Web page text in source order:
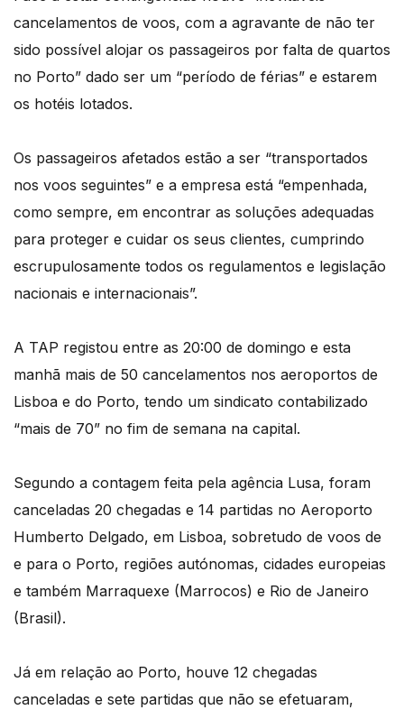
cancelamentos de voos, com a agravante de não ter
sido possível alojar os passageiros por falta de quartos
no Porto” dado ser um “período de férias” e estarem
os hotéis lotados.
Os passageiros afetados estão a ser “transportados
nos voos seguintes” e a empresa está “empenhada,
como sempre, em encontrar as soluções adequadas
para proteger e cuidar os seus clientes, cumprindo
escrupulosamente todos os regulamentos e legislação
nacionais e internacionais”.
A TAP registou entre as 20:00 de domingo e esta
manhã mais de 50 cancelamentos nos aeroportos de
Lisboa e do Porto, tendo um sindicato contabilizado
“mais de 70” no fim de semana na capital.
Segundo a contagem feita pela agência Lusa, foram
canceladas 20 chegadas e 14 partidas no Aeroporto
Humberto Delgado, em Lisboa, sobretudo de voos de
e para o Porto, regiões autónomas, cidades europeias
e também Marraquexe (Marrocos) e Rio de Janeiro
(Brasil).
Já em relação ao Porto, houve 12 chegadas
canceladas e sete partidas que não se efetuaram,